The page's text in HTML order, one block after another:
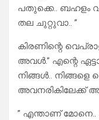
പതുക്കെ.. ബഹളം
തല ചുറ്റുവാ.. ”
കിരണിന്റെ
അവൾ.” എന്റെ
നിങ്ങൾ..
” എന്താണ് മോനെ..